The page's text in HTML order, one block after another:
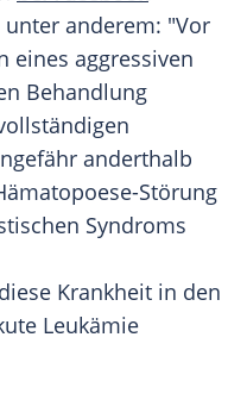
unter anderem: "Vor
eines aggressiven
Behandlung
anderthalb
Störung
Syndroms
Krankheit in den
Leukämie